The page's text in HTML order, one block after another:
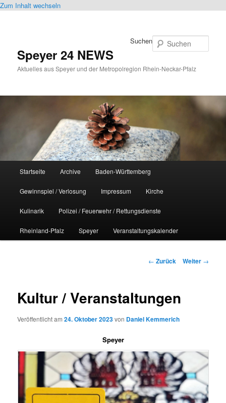
Zum Inhalt wechseln
Speyer 24 NEWS
Aktuelles aus Speyer und der Metropolregion Rhein-Neckar-Pfalz
Suchen
Startseite Archive Baden-Württemberg
Gewinnspiel / Verlosung Impressum Kirche
Kulinarik Polizei / Feuerwehr / Rettungsdienste
Rheinland-Pfalz Speyer Veranstaltungskalender
Beitrags-
← Zurück Weiter →
Kultur / Veranstaltungen
Veröffentlicht am24. Oktober 2023von Daniel Kemmerich
Speyer